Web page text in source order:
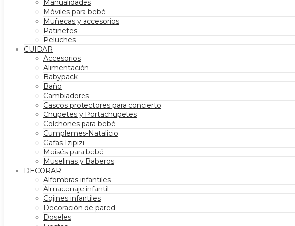
Manualidades
Móviles para bebé
Muñecas y accesorios
Patinetes
Peluches
CUIDAR
Accesorios
Alimentación
Babypack
Baño
Cambiadores
Cascos protectores para concierto
Chupetes y Portachupetes
Colchones para bebé
Cumplemes-Natalicio
Gafas Izipizi
Moisés para bebé
Muselinas y Baberos
DECORAR
Alfombras infantiles
Almacenaje infantil
Cojines infantiles
Decoración de pared
Doseles